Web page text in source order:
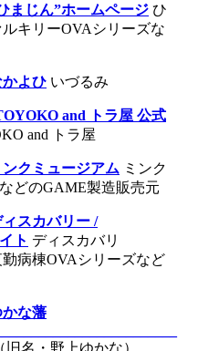
まじん”ホームページ ひ
キリーOVAシリーズな
かよひ いづるみ
and トラ屋 公式
and トラ屋
ンクミュージアム ミンク
どのGAME製造販売元
ィスカバリー /
ト ディスカバリ
病棟OVAシリーズなど
かな藩
旧名・野上ゆかな）